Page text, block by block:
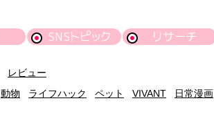
SNSトピック リサーチ
レビュー
動物 ライフハック ペット VIVANT 日常漫画